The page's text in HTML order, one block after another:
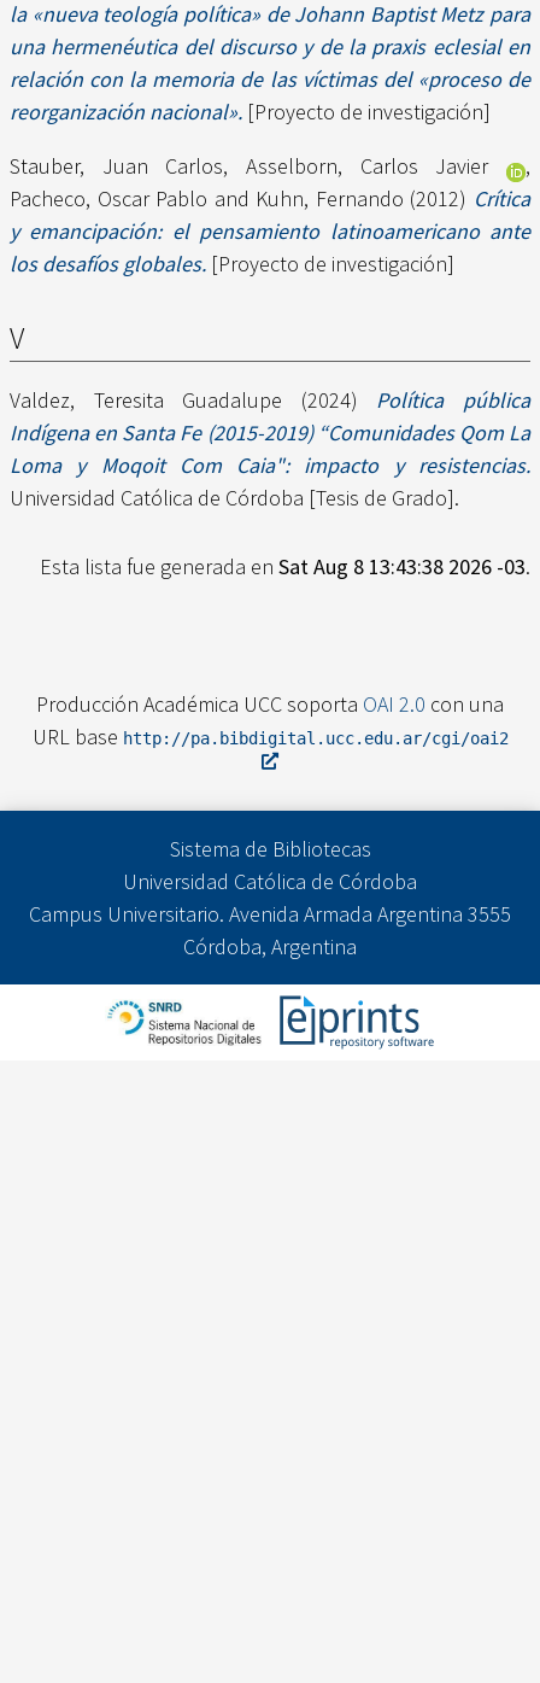
la «nueva teología política» de Johann Baptist Metz para
una hermenéutica del discurso y de la praxis eclesial en
relación con la memoria de las víctimas del «proceso de
reorganización nacional». [Proyecto de investigación]
Stauber, Juan Carlos,Asselborn, Carlos Javier
,
Pacheco, Oscar Pablo and Kuhn, Fernando (2012) Crítica
y emancipación: el pensamiento latinoamericano ante
los desafíos globales. [Proyecto de investigación]
V
Valdez, Teresita Guadalupe (2024) Política pública
Indígena en Santa Fe (2015-2019) “Comunidades Qom La
Loma y Moqoit Com Caia": impacto y resistencias.
Universidad Católica de Córdoba [Tesis de Grado].
Esta lista fue generada en Sat Aug 8 13:43:38 2026 -03.
Producción Académica UCC soporta OAI 2.0 con una
URL base http://pa.bibdigital.ucc.edu.ar/cgi/oai2
Sistema de Bibliotecas
Universidad Católica de Córdoba
Campus Universitario. Avenida Armada Argentina 3555
Córdoba, Argentina